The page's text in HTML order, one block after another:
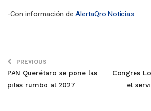
-Con información de AlertaQro Noticias
PREVIOUS
PAN Querétaro se pone las
pilas rumbo al 2027
Congres
el